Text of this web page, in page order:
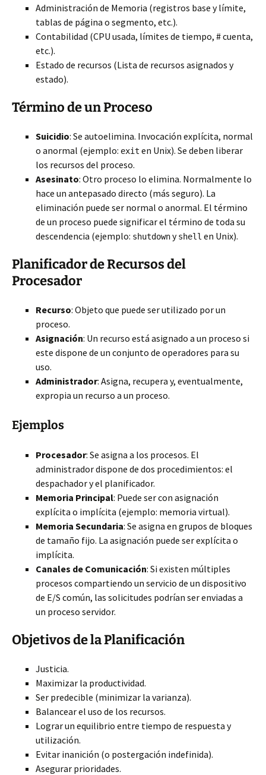
Administración de Memoria (registros base y límite,
tablas de página o segmento, etc.).
Contabilidad (CPU usada, límites de tiempo, # cuenta,
etc.).
Estado de recursos (Lista de recursos asignados y
estado).
Término de un Proceso
Suicidio: Se autoelimina. Invocación explícita, normal
o anormal (ejemplo: exit en Unix). Se deben liberar
los recursos del proceso.
Asesinato: Otro proceso lo elimina. Normalmente lo
hace un antepasado directo (más seguro). La
eliminación puede ser normal o anormal. El término
de un proceso puede significar el término de toda su
descendencia (ejemplo: shutdownyshell en Unix).
Planificador de Recursos del
Procesador
Recurso: Objeto que puede ser utilizado por un
proceso.
Asignación: Un recurso está asignado a un proceso si
este dispone de un conjunto de operadores para su
uso.
Administrador: Asigna, recupera y, eventualmente,
expropia un recurso a un proceso.
Ejemplos
Procesador: Se asigna a los procesos. El
administrador dispone de dos procedimientos: el
despachador y el planificador.
Memoria Principal: Puede ser con asignación
explícita o implícita (ejemplo: memoria virtual).
Memoria Secundaria: Se asigna en grupos de bloques
de tamaño fijo. La asignación puede ser explícita o
implícita.
Canales de Comunicación: Si existen múltiples
procesos compartiendo un servicio de un dispositivo
de E/S común, las solicitudes podrían ser enviadas a
un proceso servidor.
Objetivos de la Planificación
Justicia.
Maximizar la productividad.
Ser predecible (minimizar la varianza).
Balancear el uso de los recursos.
Lograr un equilibrio entre tiempo de respuesta y
utilización.
Evitar inanición (o postergación indefinida).
Asegurar prioridades.